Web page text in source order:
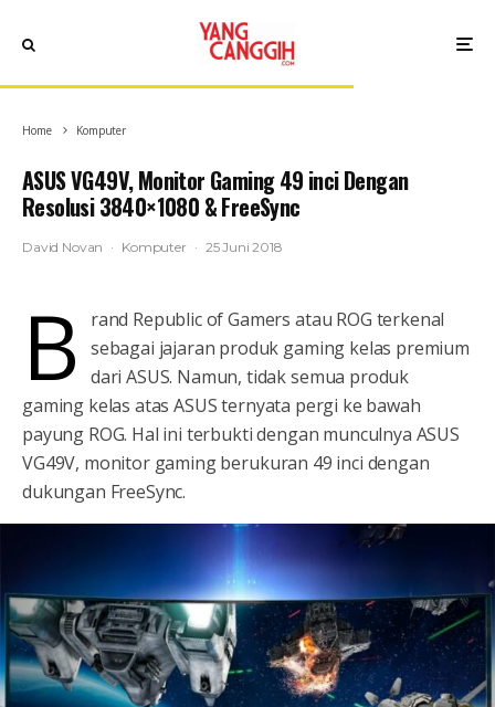
Home Komputer
ASUS VG49V, Monitor Gaming 49 inci Dengan
Resolusi 3840×1080 & FreeSync
David Novan · Komputer · 25 Juni 2018
B
rand Republic of Gamers atau ROG terkenal
sebagai jajaran produk gaming kelas premium
dari ASUS. Namun, tidak semua produk
gaming kelas atas ASUS ternyata pergi ke bawah
payung ROG. Hal ini terbukti dengan munculnya ASUS
VG49V, monitor gaming berukuran 49 inci dengan
dukungan FreeSync.